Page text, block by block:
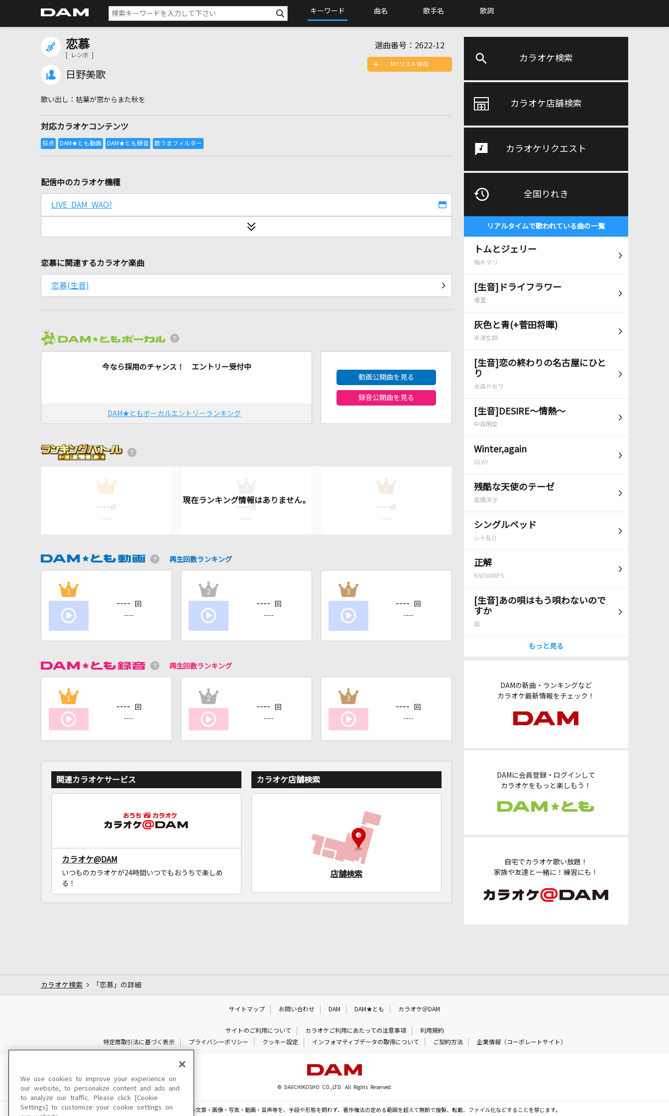
キーワード 曲名 歌手名 歌詞
カラオケ検索
カラオケ店舗検索
カラオケリクエスト
全国りれき
リアルタイムで歌われている曲の一覧
トムとジェリー
梅木マリ
[生音]ドライフラワー
優里
灰色と青(+菅田将暉)
米津玄師
[生音]恋の終わりの名古屋にひと
り
水森かおり
[生音]DESIRE～情熱～
中森明菜
Winter,again
GLAY
残酷な天使のテーゼ
高橋洋子
シングルベッド
シャ乱Q
正解
RADWIMPS
[生音]あの唄はもう唄わないので
すか
風
もっと見る
DAMの新曲・ランキングなど
カラオケ最新情報をチェック！
DAMに会員登録・ログインして
カラオケをもっと楽しもう！
自宅でカラオケ歌い放題！
家族や友達と一緒に！練習にも！
恋慕
[ レンボ ]
日野美歌
選曲番号： 2622-12
枯葉が窓からまた秋を
対応カラオケコンテンツ
MYリスト保存
配信中のカラオケ機種
LIVE DAM WAO!
恋慕に関連するカラオケ楽曲
恋慕(生音)
今なら採用のチャンス！ エントリー受付中
DAM★ともボーカルエントリーランキング
動画公開曲を見る
録音公開曲を見る
1
---- 点
----
---- 点
----
3
---- 点
----
再生回数ランキング
1
---- 回
----
2
---- 回
----
3
---- 回
----
再生回数ランキング
1
---- 回
----
2
---- 回
----
3
---- 回
----
関連カラオケサービス
カラオケ@DAM
いつものカラオケが24時間いつでもおうちで楽しめ
る！
カラオケ店舗検索
店舗検索
カラオケ検索 「恋慕」の詳細
サイトマップ お問い合わせ DAM DAM★とも カラオケ＠DAM
サイトのご利用について カラオケご利用にあたっての注意事項
利用規約
特定商取引法に基づく表示
プライバシーポリシー クッキー設定 インフォマティブデータの取得について ご契約方法 企業情報（コーポレートサイト）
© DAIICHIKOSHO CO.,LTD. All Rights Reserved.
このサイトに掲載されている一切の文章・画像・写真・動画・音声等を、手段や形態を問わず、著作権法の定める範囲を超えて無断で複製、転載、ファイル化などすることを禁じます。
We use cookies to improve your experience on
our website, to personalize content and ads and
to analyze our traffic. Please click [Cookie
Settings] to customize your cookie settings on